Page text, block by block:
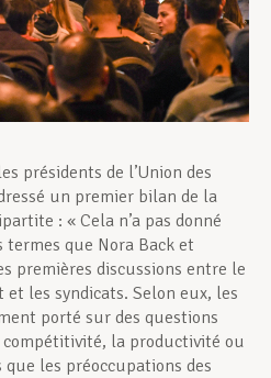
présidents de l’Union des
un premier bilan de la
: « Cela n’a pas donné
termes que Nora Back et
premières discussions entre le
les syndicats. Selon eux, les
porté sur des questions
la productivité ou
que les préoccupations des